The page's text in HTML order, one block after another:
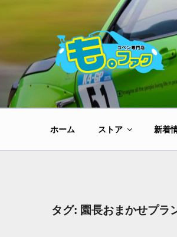
ホーム ストア 新着
タグ: 園長おまかせプラ